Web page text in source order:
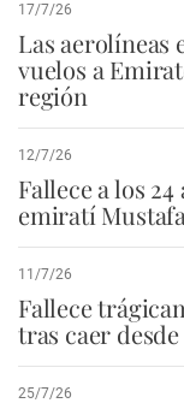
17/7/26
Las aerolíneas
vuelos a
región
12/7/26
Fallece a los
emiratí
11/7/26
Fallece
tras caer
25/7/26